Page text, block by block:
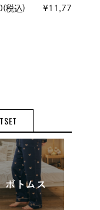
＆ハー
ツ セッ
(税込)
長ズボン セッ
トアップ
¥ 11,770
ボトムス